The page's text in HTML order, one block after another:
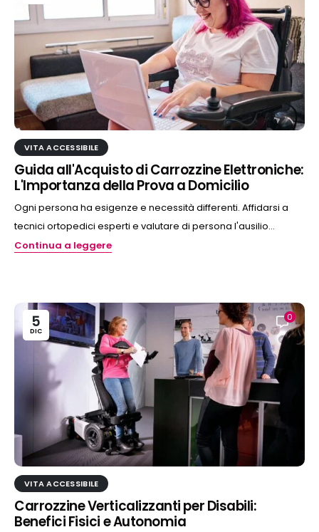
VITA ACCESSIBILE
Guida all'Acquisto di Carrozzine Elettroniche:
L'Importanza della Prova a Domicilio
Ogni persona ha esigenze e necessità differenti. Affidarsi a
tecnici ortopedici esperti e valutare di persona l'ausilio...
Continua a leggere
5
DIC
0
VITA ACCESSIBILE
Carrozzine Verticalizzanti per Disabili:
Benefici Fisici e Autonomia